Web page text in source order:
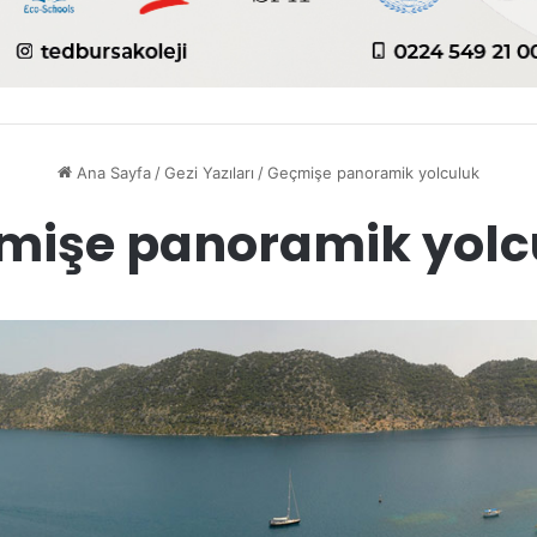
Ana Sayfa /Gezi Yazıları /Geçmişe panoramik yolculuk
panoramik